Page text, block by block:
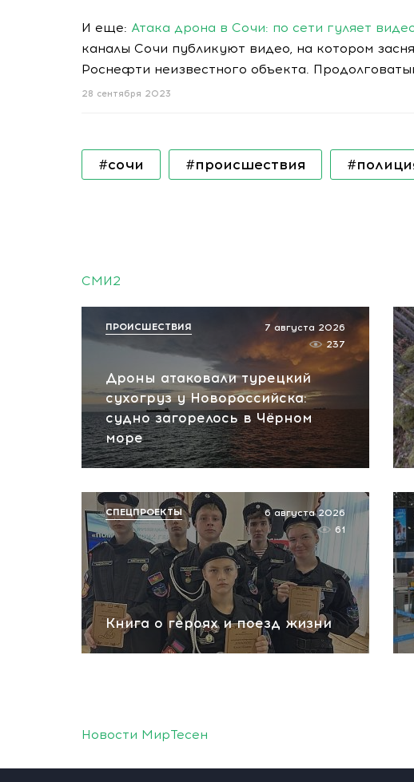
И еще: Атака дрона в Сочи: по сети гуляет
каналы Сочи публикуют видео, на котором
Роснефти неизвестного объекта.
28 сентября 2023
#сочи #происшествия
СМИ2
Дроны атаковали турецкий
сухогруз у Новороссийска:
судно загорелось в Чёрном
море
7 августа 2026
237
ПРОИСШЕСТВИЯ
Книга о героях и поезд жизни
6 августа 2026
61
СПЕЦПРОЕКТЫ
Новости МирТесен